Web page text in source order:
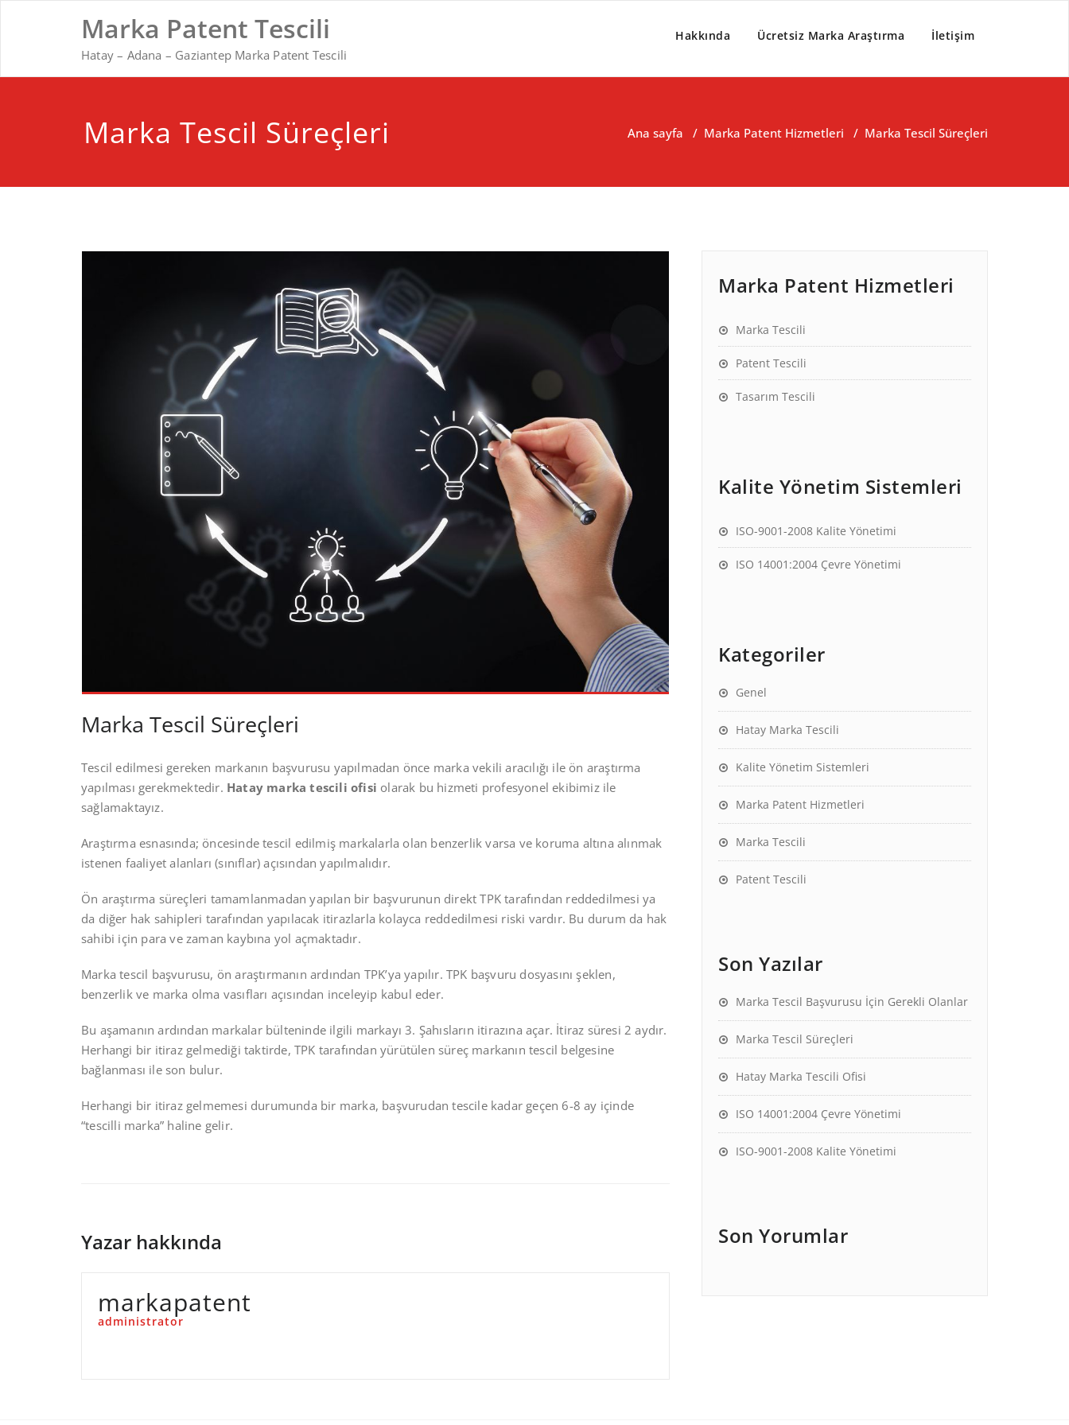
Marka Patent Tescili
Hatay – Adana – Gaziantep Marka Patent Tescili
Hakkında Ücretsiz Marka Araştırma İletişim
Marka Tescil Süreçleri Ana sayfa / Marka Patent Hizmetleri / Marka Tescil Süreçleri
Marka Tescil Süreçleri
Tescil edilmesi gereken markanın başvurusu yapılmadan önce marka vekili aracılığı ile ön araştırma
yapılması gerekmektedir. Hatay marka tescili ofisi olarak bu hizmeti profesyonel ekibimiz ile
sağlamaktayız.
Araştırma esnasında; öncesinde tescil edilmiş markalarla olan benzerlik varsa ve koruma altına alınmak
istenen faaliyet alanları (sınıflar) açısından yapılmalıdır.
Ön araştırma süreçleri tamamlanmadan yapılan bir başvurunun direkt TPK tarafından reddedilmesi ya
da diğer hak sahipleri tarafından yapılacak itirazlarla kolayca reddedilmesi riski vardır. Bu durum da hak
sahibi için para ve zaman kaybına yol açmaktadır.
Marka tescil başvurusu, ön araştırmanın ardından TPK’ya yapılır. TPK başvuru dosyasını şeklen,
benzerlik ve marka olma vasıfları açısından inceleyip kabul eder.
Bu aşamanın ardından markalar bülteninde ilgili markayı 3. Şahısların itirazına açar. İtiraz süresi 2 aydır.
Herhangi bir itiraz gelmediği taktirde, TPK tarafından yürütülen süreç markanın tescil belgesine
bağlanması ile son bulur.
Herhangi bir itiraz gelmemesi durumunda bir marka, başvurudan tescile kadar geçen 6-8 ay içinde
“tescilli marka” haline gelir.
Yazar hakkında
markapatent
administrator
Marka Patent Hizmetleri
Marka Tescili
Patent Tescili
Tasarım Tescili
Kalite Yönetim Sistemleri
ISO-9001-2008 Kalite Yönetimi
ISO 14001:2004 Çevre Yönetimi
Kategoriler
Genel
Hatay Marka Tescili
Kalite Yönetim Sistemleri
Marka Patent Hizmetleri
Marka Tescili
Patent Tescili
Son Yazılar
Marka Tescil Başvurusu İçin Gerekli Olanlar
Marka Tescil Süreçleri
Hatay Marka Tescili Ofisi
ISO 14001:2004 Çevre Yönetimi
ISO-9001-2008 Kalite Yönetimi
Son Yorumlar